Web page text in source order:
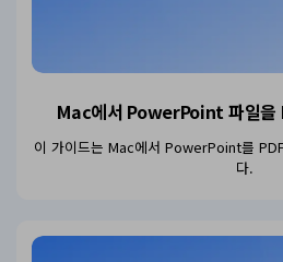
Mac에서 PowerPoint 파일을
이 가이드는 Mac에서 PowerPoint를
다.